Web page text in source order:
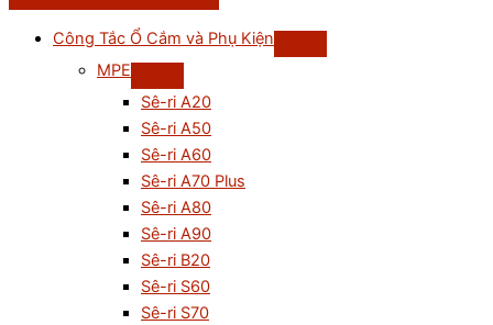
Công Tắc Ổ Cắm và Phụ Kiện
MPE
Sê-ri A20
Sê-ri A50
Sê-ri A60
Sê-ri A70 Plus
Sê-ri A80
Sê-ri A90
Sê-ri B20
Sê-ri S60
Sê-ri S70